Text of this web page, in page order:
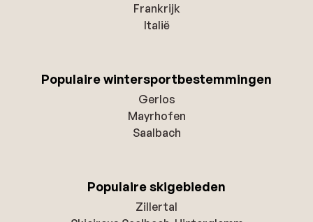
Frankrijk
Italië
Populaire wintersportbestemmingen
Gerlos
Mayrhofen
Saalbach
Populaire skigebieden
Zillertal